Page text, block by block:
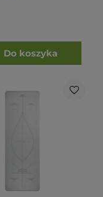
Do koszyka